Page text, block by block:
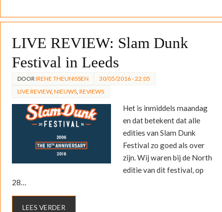
LIVE REVIEW: Slam Dunk
Festival in Leeds
DOOR IRENE THEUNISSEN
30/05/2016 - 22:05
LIVE REVIEW, NIEUWS, REVIEWS
Het is inmiddels maandag
en dat betekent dat alle
edities van Slam Dunk
Festival zo goed als over
zijn. Wij waren bij de North
editie van dit festival, op
28…
LEES VERDER